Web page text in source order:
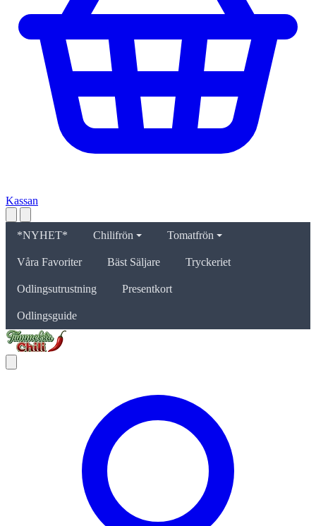
Kassan
*NYHET* Chilifrön Tomatfrön
Våra Favoriter Bäst Säljare Tryckeriet
Odlingsutrustning Presentkort
Odlingsguide